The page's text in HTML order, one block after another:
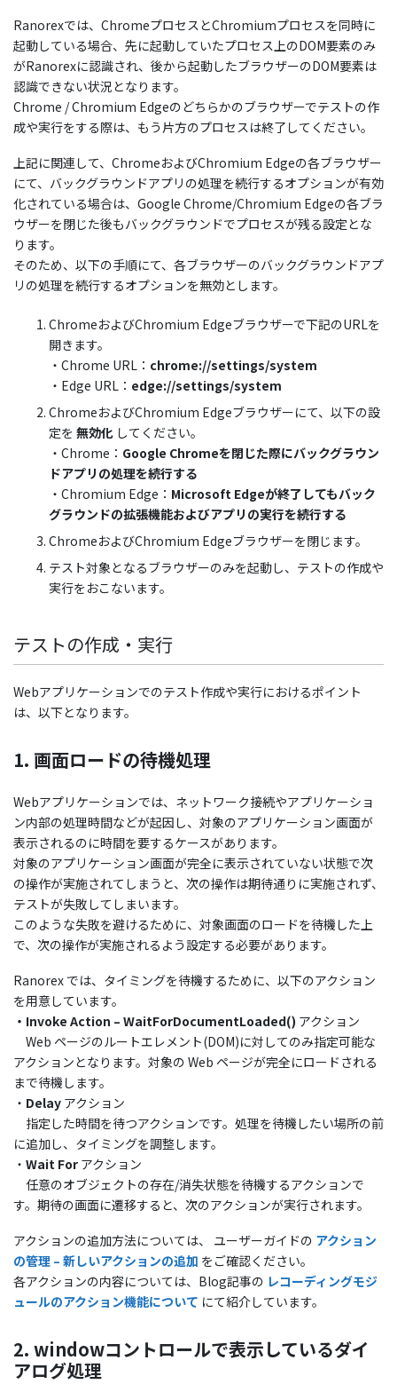
Ranorexでは、ChromeプロセスとChromiumプロセスを同時に
起動している場合、先に起動していたプロセス上のDOM要素のみ
がRanorexに認識され、後から起動したブラウザーのDOM要素は
認識できない状況となります。
Chrome / Chromium Edgeのどちらかのブラウザーでテストの作
成や実行をする際は、もう片方のプロセスは終了してください。
上記に関連して、ChromeおよびChromium Edgeの各ブラウザー
にて、バックグラウンドアプリの処理を続行するオプションが有効
化されている場合は、Google Chrome/Chromium Edgeの各ブラ
ウザーを閉じた後もバックグラウンドでプロセスが残る設定とな
ります。
そのため、以下の手順にて、各ブラウザーのバックグラウンドアプ
リの処理を続行するオプションを無効とします。
ChromeおよびChromium Edgeブラウザーで下記のURLを
開きます。
・Chrome URL： chrome://settings/system
・Edge URL： edge://settings/system
ChromeおよびChromium Edgeブラウザーにて、以下の設
定を 無効化 してください。
・Chrome： Google Chromeを閉じた際にバックグラウン
ドアプリの処理を続行する
・Chromium Edge： Microsoft Edgeが終了してもバック
グラウンドの拡張機能およびアプリの実行を続行する
ChromeおよびChromium Edgeブラウザーを閉じます。
テスト対象となるブラウザーのみを起動し、テストの作成や
実行をおこないます。
テストの作成・実行
Webアプリケーションでのテスト作成や実行におけるポイント
は、以下となります。
1. 画面ロードの待機処理
Webアプリケーションでは、ネットワーク接続やアプリケーショ
ン内部の処理時間などが起因し、対象のアプリケーション画面が
表示されるのに時間を要するケースがあります。
対象のアプリケーション画面が完全に表示されていない状態で次
の操作が実施されてしまうと、次の操作は期待通りに実施されず、
テストが失敗してしまいます。
このような失敗を避けるために、対象画面のロードを待機した上
で、次の操作が実施されるよう設定する必要があります。
Ranorex では、タイミングを待機するために、以下のアクション
を用意しています。
・Invoke Action – WaitForDocumentLoaded() アクション
Web ページのルートエレメント(DOM)に対してのみ指定可能な
アクションとなります。対象の Web ページが完全にロードされる
まで待機します。
・ Delay アクション
指定した時間を待つアクションです。処理を待機したい場所の前
に追加し、タイミングを調整します。
・ Wait For アクション
任意のオブジェクトの存在/消失状態を待機するアクションで
す。期待の画面に遷移すると、次のアクションが実行されます。
アクションの追加方法については、 ユーザーガイドの アクション
の管理 – 新しいアクションの追加 をご確認ください。
各アクションの内容については、Blog記事の レコーディングモジ
ュールのアクション機能について にて紹介しています。
2. windowコントロールで表示しているダイ
アログ処理